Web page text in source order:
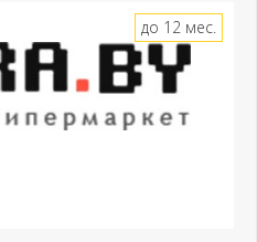
до 12 мес.